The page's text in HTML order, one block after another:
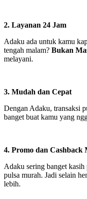
2. Layanan 24 Jam
Adaku ada untuk kamu
tengah malam? Bukan
melayani.
3. Mudah dan Cepat
Dengan Adaku, transaksi
banget buat kamu yang
4. Promo dan Cashback
Adaku sering banget
pulsa murah. Jadi selain
lebih.